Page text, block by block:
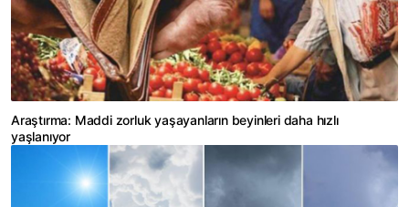
Araştırma: Maddi zorluk yaşayanların beyinleri daha hızlı
yaşlanıyor